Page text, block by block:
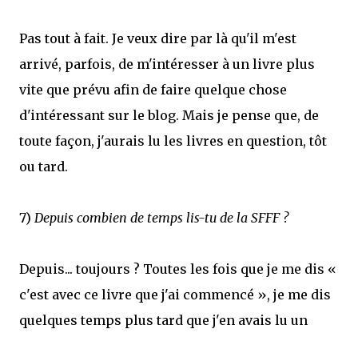
Pas tout à fait. Je veux dire par là qu'il m'est
arrivé, parfois, de m'intéresser à un livre plus
vite que prévu afin de faire quelque chose
d'intéressant sur le blog. Mais je pense que, de
toute façon, j'aurais lu les livres en question, tôt
ou tard.
7) Depuis combien de temps lis-tu de la SFFF ?
Depuis... toujours ? Toutes les fois que je me dis «
c'est avec ce livre que j'ai commencé », je me dis
quelques temps plus tard que j'en avais lu un